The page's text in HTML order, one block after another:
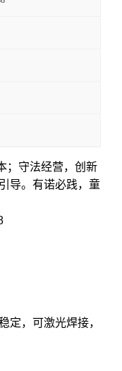
；守法经营，创新
导。有诺必践，童
定，可激光焊接，